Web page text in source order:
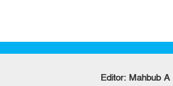
Editor: Mahbub